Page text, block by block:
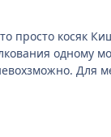
просто косяк
одному
Для